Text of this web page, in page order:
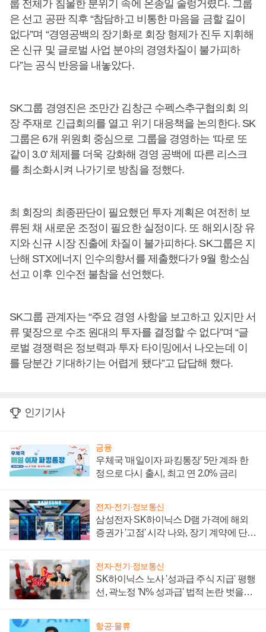
룹 전체가 침울한 분위기 속에 온종일 술렁거렸다. 그룹
은 선고 공판 직후 “참담하고 비통한 마음을 금할 길이
없다”며 “경영공백의 장기화로 회장 형제가 진두 지휘해
온 신규 및 글로벌 사업 분야의 경영차질이 불가피하
다”는 공식 반응을 내놓았다.
SK그룹 경영진은 조만간 김창근 수펙스추구협의회 의
장 주재로 긴급회의를 열고 위기 대응책을 논의한다. SK
그룹은 6개 위원회 중심으로 그룹을 경영하는 ‘따로 또
같이 3.0’ 체제를 더욱 강화해 경영 공백에 따른 리스크
를 최소화시켜 나가기로 방침을 정했다.
최 회장의 최종판단이 필요했던 투자 계획은 여전히 보
류된 채 새로운 조정이 필요한 실정이다. 또 해외시장 유
지와 신규 시장 진출에 차질이 불가피하다. SK그룹은 지
난해 STX에너지 인수의향서를 제출했다가 9월 항소심
선고 이후 인수전 불참을 선언했다.
SK그룹 관계자는 “주요 경영 사항을 보고하고 있지만 서
류 몇장으로 수조 원대의 투자를 결정할 수 없다”며 “글
로벌 경쟁력은 정보력과 투자 타이밍에서 나오는데 이
를 당분간 기대하기는 어렵게 됐다”고 답답해 했다.
인기기사
금융
우체국 '매일이자 파킹통장' 5만 계좌 한
정으로 다시 출시, 최고 연 2.0% 금리
전자·전기·정보통신
삼성전자 SK하이닉스 D램 가격에 해외
증권가 '고점' 시각 나와, 장기 계약에 단점
전자·전기·정보통신
SK하이닉스 노사 '성과급 주식 지급' 평행
선, 곽노정 'N% 성과급' 법적 논란 벗을지
항공·물류